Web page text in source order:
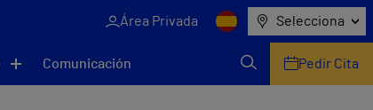
Área Privada Selecciona
Comunicación Pedir Cita